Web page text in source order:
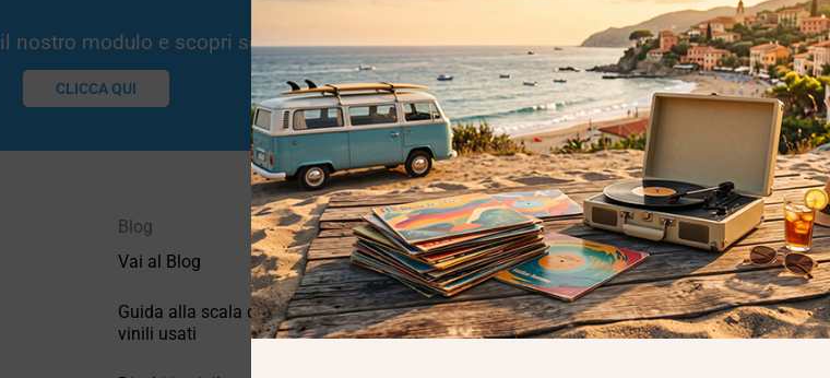
nostro modulo e scopri se potremmo essere interessati!
CLICCA QUI
Blog
Vai al Blog
Guida alla scala di valutazione dei
vinili usati
Privacy
Privacy Policy
Cookie Policy (UE)